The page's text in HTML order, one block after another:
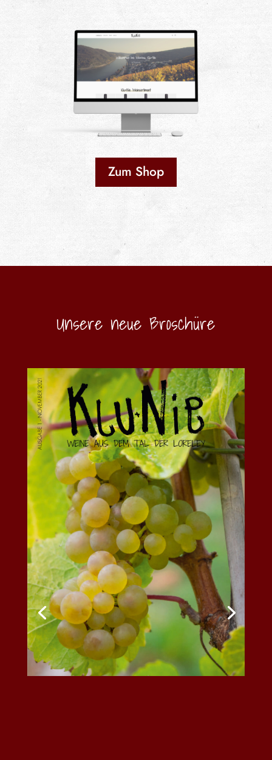
Zum Shop
Unsere neue Broschüre